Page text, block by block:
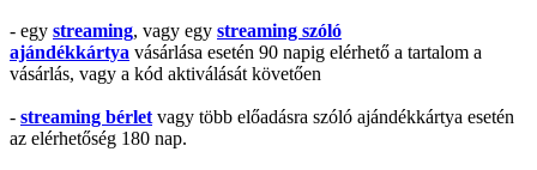
- egy streaming, vagy egy streaming szóló
ajándékkártya vásárlása esetén 90 napig elérhető a tartalom a
vásárlás, vagy a kód aktiválását követően
- streaming bérlet vagy több előadásra szóló ajándékkártya esetén
az elérhetőség 180 nap.